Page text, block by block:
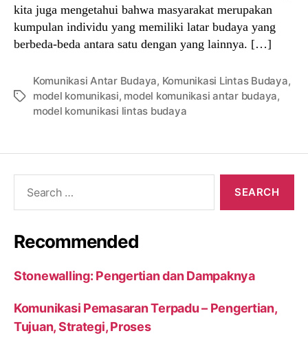
kita juga mengetahui bahwa masyarakat merupakan
kumpulan individu yang memiliki latar budaya yang
berbeda-beda antara satu dengan yang lainnya. […]
Tags
Komunikasi Antar Budaya, Komunikasi Lintas Budaya,
model komunikasi, model komunikasi antar budaya,
model komunikasi lintas budaya
Recommended
Stonewalling: Pengertian dan Dampaknya
Komunikasi Pemasaran Terpadu – Pengertian,
Tujuan, Strategi, Proses